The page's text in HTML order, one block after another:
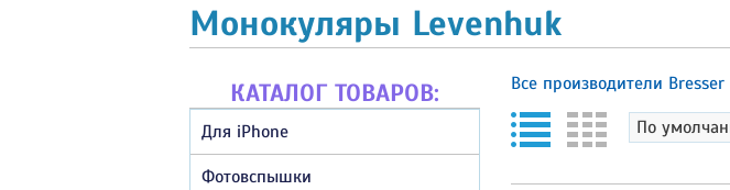
Монокуляры Levenhuk
КАТАЛОГ ТОВАРОВ:
Для iPhone
Фотовспышки
Все производители Bresser